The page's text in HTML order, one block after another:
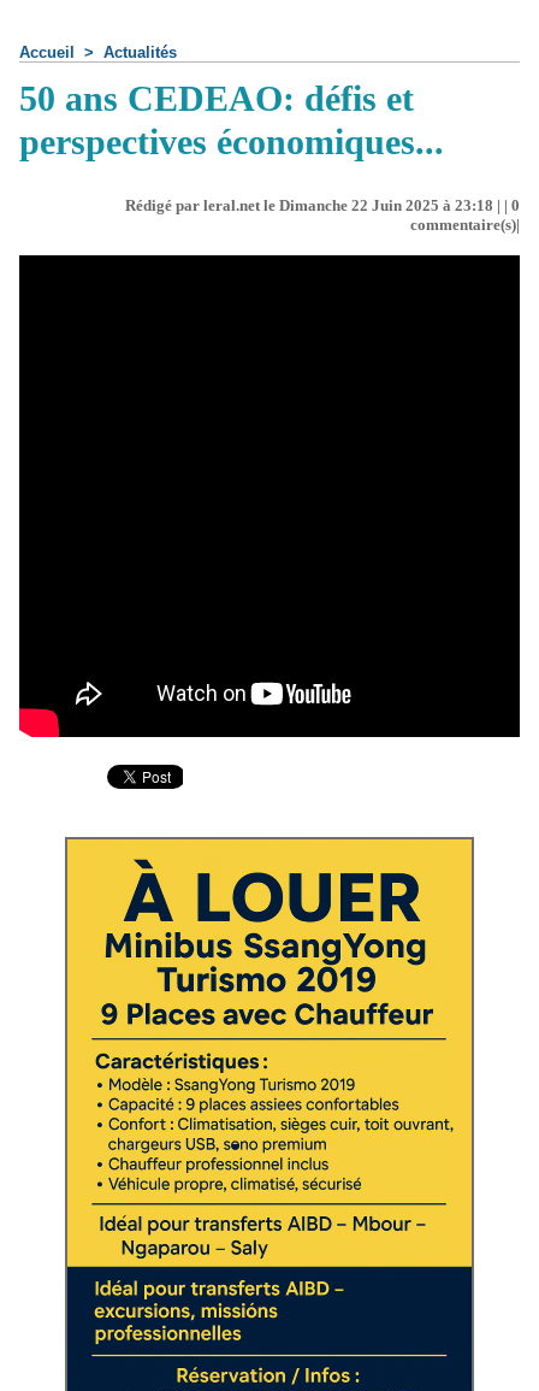
Accueil > Actualités
50 ans CEDEAO: défis et
perspectives économiques...
Rédigé par leral.net le Dimanche 22 Juin 2025 à 23:18 | | 0
commentaire(s)|